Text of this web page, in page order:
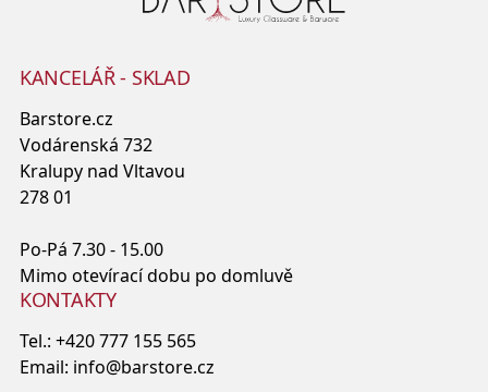
KANCELÁŘ - SKLAD
Barstore.cz
Vodárenská 732
Kralupy nad Vltavou
278 01
Po-Pá 7.30 - 15.00
Mimo otevírací dobu po domluvě
KONTAKTY
Tel.: +420 777 155 565
Email: info@barstore.cz